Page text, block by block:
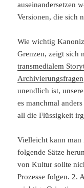
auseinandersetzen
Versionen, die sich
Wie wichtig
Grenzen, zeigt sich
transmedialem
Archivierungsfragen
unendlich ist,
es manchmal
all die Flüssigkeit
Vielleicht kann man
folgende Sätze
von Kultur sollte
Prozesse folgen. 2.